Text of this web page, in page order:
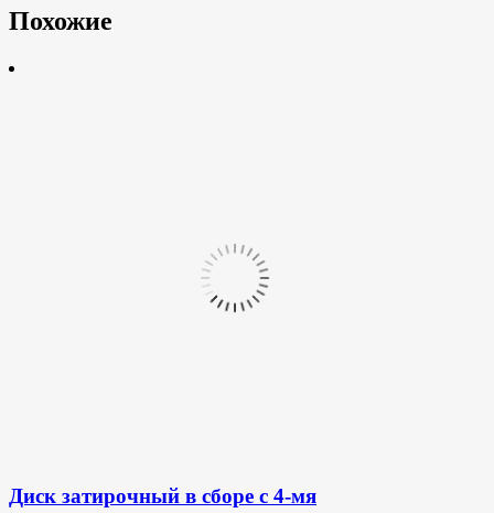
Похожие
Диск затирочный в сборе с 4-мя